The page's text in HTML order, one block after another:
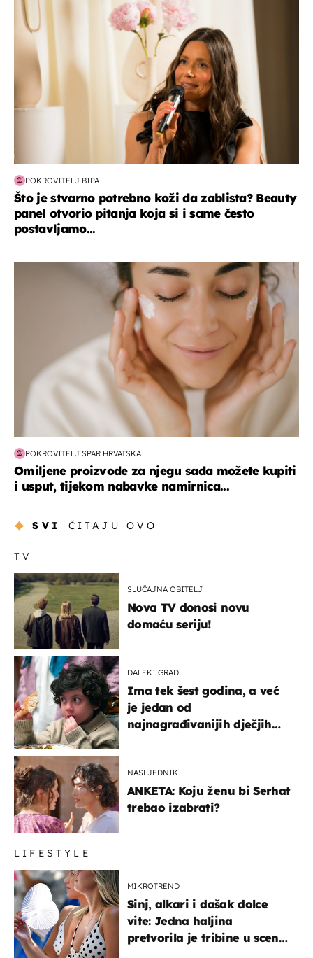
POKROVITELJ BIPA
Što je stvarno potrebno koži da zablista? Beauty
panel otvorio pitanja koja si i same često
postavljamo...
moda & ljepota
POKROVITELJ SPAR HRVATSKA
Omiljene proizvode za njegu sada možete kupiti
i usput, tijekom nabavke namirnica...
SVI ČITAJU OVO
TV
SLUČAJNA OBITELJ
Nova TV donosi novu
domaću seriju!
DALEKI GRAD
Ima tek šest godina, a već
je jedan od
najnagrađivanijih dječjih
NASLJEDNIK
ANKETA: Koju ženu bi Serhat
trebao izabrati?
LIFESTYLE
MIKROTREND
Sinj, alkari i dašak dolce
vite: Jedna haljina
pretvorila je tribine u scenu